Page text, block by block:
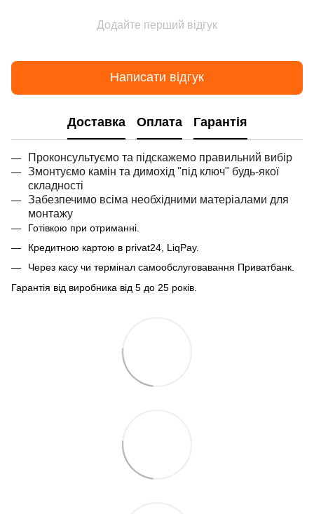
Додайте перший відгук
Написати відгук
Доставка Оплата Гарантія
Проконсультуємо та підскажемо правильний вибір
Змонтуємо камін та димохід "під ключ" будь-якої
складності
Забезпечимо всіма необхідними матеріалами для
монтажу
Готівкою при отриманні.
Кредитною картою в privat24, LiqPay.
Через касу чи термінал самообслуговавання Приватбанк.
Гарантія від виробника від 5 до 25 років.